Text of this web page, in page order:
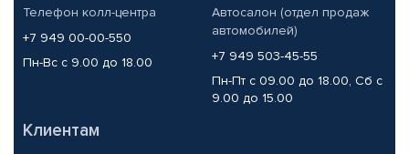
Телефон колл-центра
+7 949 00-00-550
Пн-Вс с 9.00 до 18.00
Автосалон (отдел продаж
автомобилей)
+7 949 503-45-55
Пн-Пт с 09.00 до 18.00, Сб с
9.00 до 15.00
Клиентам